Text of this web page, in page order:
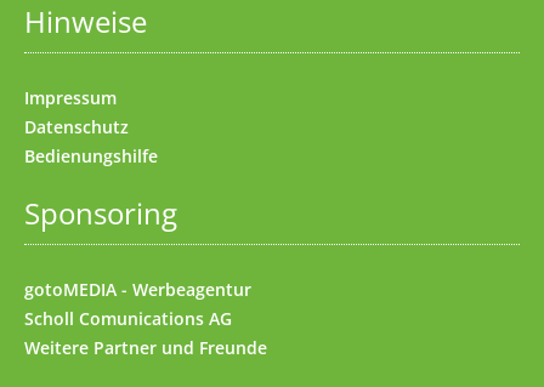
Hinweise
Impressum
Datenschutz
Bedienungshilfe
Sponsoring
gotoMEDIA - Werbeagentur
Scholl Comunications AG
Weitere Partner und Freunde